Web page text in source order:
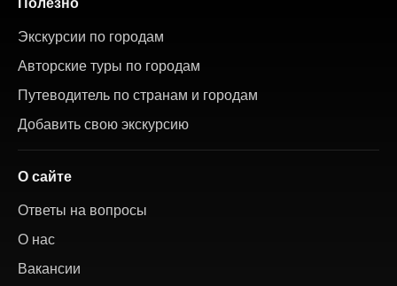
Экскурсии по городам
Авторские туры по городам
Путеводитель по странам и городам
Добавить свою экскурсию
О сайте
Ответы на вопросы
О нас
Вакансии